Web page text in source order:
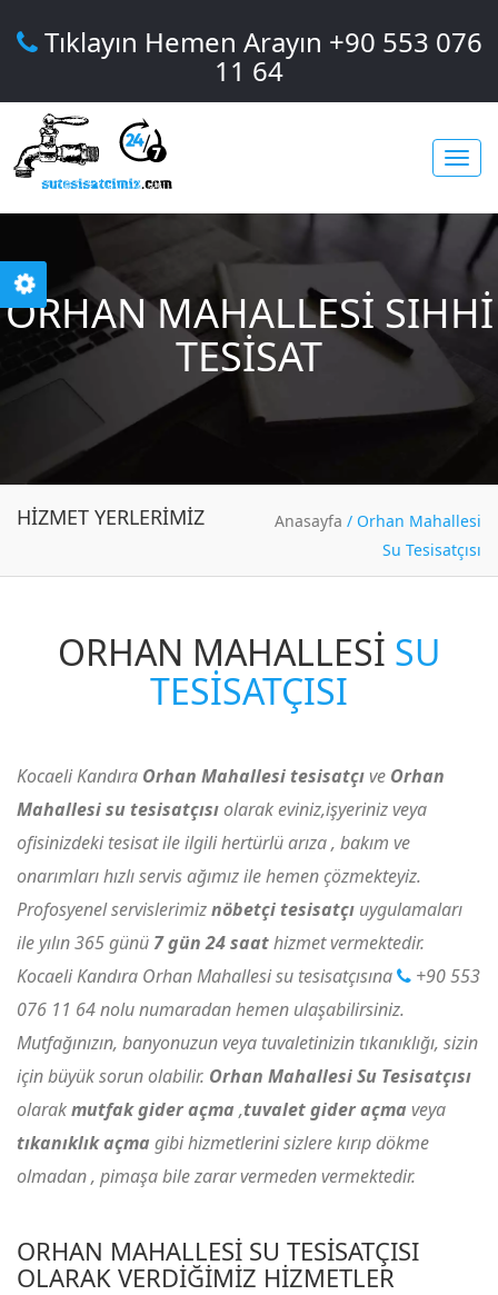
Tıklayın Hemen Arayın +90 553 076
11 64
ORHAN MAHALLESI SIHHI
TESISAT
HIZMET YERLERIMIZ Anasayfa / Orhan Mahallesi
Su Tesisatçısı
ORHAN MAHALLESI SU
TESISATÇISI
Kocaeli Kandıra Orhan Mahallesi tesisatçıve Orhan
Mahallesi su tesisatçısıolarak eviniz,işyeriniz veya
ofisinizdeki tesisat ile ilgili hertürlü arıza , bakım ve
onarımları hızlı servis ağımız ile hemen çözmekteyiz.
Profosyenel servislerimiznöbetçi tesisatçı uygulamaları
ile yılın 365 günü 7 gün 24 saathizmet vermektedir.
Kocaeli Kandıra Orhan Mahallesi su tesisatçısına
+90 553
076 11 64nolu numaradan hemen ulaşabilirsiniz.
Mutfağınızın, banyonuzun veya tuvaletinizin tıkanıklığı, sizin
için büyük sorun olabilir. Orhan Mahallesi Su Tesisatçısı
olarakmutfak gider açma ,tuvalet gider açma veya
tıkanıklık açma gibi hizmetlerini sizlere kırıp dökme
olmadan , pimaşa bile zarar vermeden vermektedir.
ORHAN MAHALLESI SU TESISATÇISI
OLARAK VERDIĞIMIZ HIZMETLER